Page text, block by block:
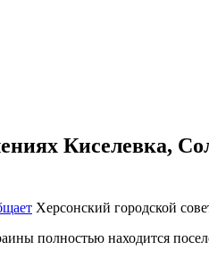
Киселевка,
Херсонский городской
полностью находится